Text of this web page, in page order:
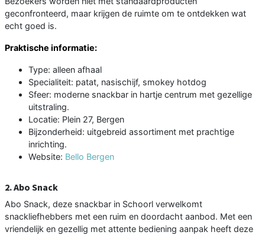
geconfronteerd, maar krijgen de ruimte om te ontdekken wat
echt goed is.
Praktische informatie:
Type: alleen afhaal
Specialiteit: patat, nasischijf, smokey hotdog
Sfeer: moderne snackbar in hartje centrum met gezellige
uitstraling.
Locatie: Plein 27, Bergen
Bijzonderheid: uitgebreid assortiment met prachtige
inrichting.
Website: Bello Bergen
2. Abo Snack
Abo Snack, deze snackbar in Schoorl verwelkomt
snackliefhebbers met een ruim en doordacht aanbod. Met een
vriendelijk en gezellig met attente bediening aanpak heeft deze